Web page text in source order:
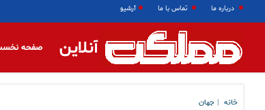
درباره ما تماس با ما آرشیو
آنلاین صفحه
خانه جهان